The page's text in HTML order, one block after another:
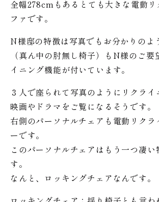
全幅278cmもあるとても大きな電動リ
ファです。
N様邸の特徴は写真でもお分かりのよ
（真ん中の肘無し椅子）もN様のご要
イニング機能が付いています。
３人で座られて写真のようにリクライ
映画やドラマをご覧になるそうです。
右側のパーソナルチェアも電動リクラ
ーです。
このパーソナルチェアはもう一つ凄い
す。
なんと、ロッキングチェアなんです。